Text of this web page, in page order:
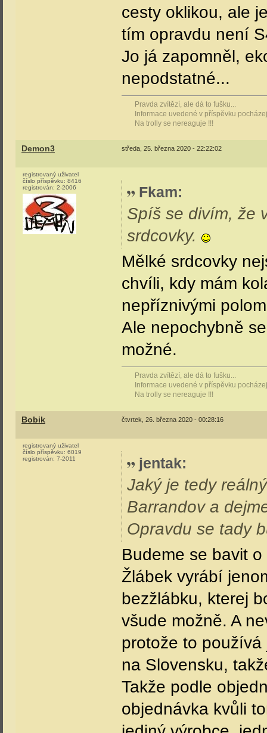
cesty oklikou, ale
tím opravdu není
Jo já zapomněl,
nepodstatné...
Pravda zvítězí, ale dá to fušku...
Informace uvedené v příspěvku
Na trolly se nereaguje !!!
Demon3 středa, 25. března 2020 - 22:22:02
registrovaný uživatel
číslo příspěvku: 8416
registrován: 2-2006 Fkam:
Spíš se divím, že
srdcovky.
Mělké srdcovky
chvíli, kdy mám
nepříznivými
Ale nepochybně
možné.
Pravda zvítězí, ale dá to fušku...
Informace uvedené v příspěvku
Na trolly se nereaguje !!!
Bobik čtvrtek, 26. března 2020 - 00:28:16
registrovaný uživatel
číslo příspěvku: 6019
registrován: 7-2011 jentak:
Jaký je tedy
Barrandov a
Opravdu se tady
Budeme se bavit
Žlábek vyrábí
bezžlábku, kterej
všude možně. A
protože to
na Slovensku,
Takže podle
objednávka kvůli